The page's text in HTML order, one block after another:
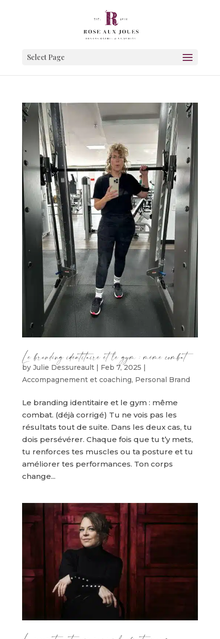
Select Page
Le branding identitaire et le gym : même combat
by Julie Dessureault| Feb 7, 2025 |
Accompagnement et coaching, Personal Brand
Le branding identitaire et le gym : même
combat. (déjà corrigé) Tu ne vois pas les
résultats tout de suite. Dans les deux cas, tu
dois persévérer. Chaque fois que tu t’y mets,
tu renforces tes muscles ou ta posture et tu
améliorer tes performances. Ton corps
change...